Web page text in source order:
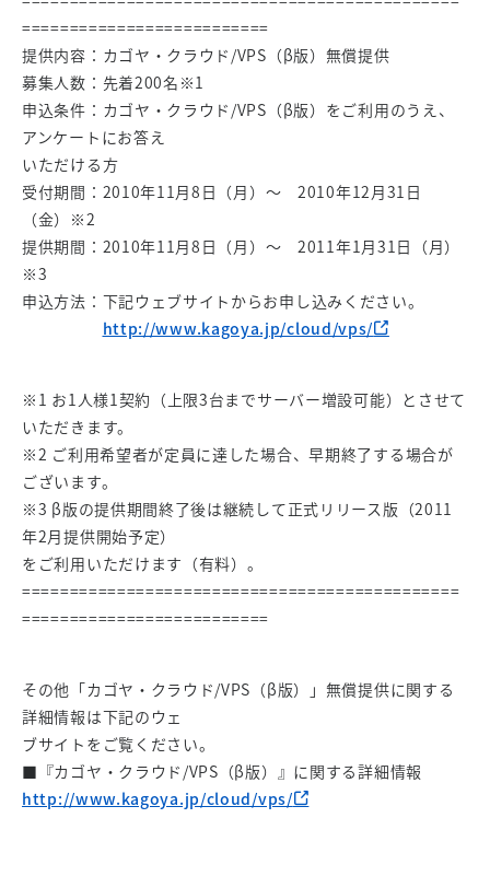
==========================
提供内容：カゴヤ・クラウド/VPS（β版）無償提供
募集人数：先着200名※1
申込条件：カゴヤ・クラウド/VPS（β版）をご利用のうえ、
アンケートにお答え
いただける方
受付期間：2010年11月8日（月）～ 2010年12月31日
（金）※2
提供期間：2010年11月8日（月）～ 2011年1月31日（月）
※3
申込方法：下記ウェブサイトからお申し込みください。
http://www.kagoya.jp/cloud/vps/
※1 お1人様1契約（上限3台までサーバー増設可能）とさせて
いただきます。
※2 ご利用希望者が定員に達した場合、早期終了する場合が
ございます。
※3 β版の提供期間終了後は継続して正式リリース版（2011
年2月提供開始予定）
をご利用いただけます（有料）。
==============================================
==========================
その他「カゴヤ・クラウド/VPS（β版）」無償提供に関する
詳細情報は下記のウェ
ブサイトをご覧ください。
■『カゴヤ・クラウド/VPS（β版）』に関する詳細情報
http://www.kagoya.jp/cloud/vps/